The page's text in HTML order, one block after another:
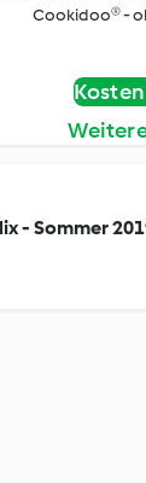
Cookidoo® -
- Sommer